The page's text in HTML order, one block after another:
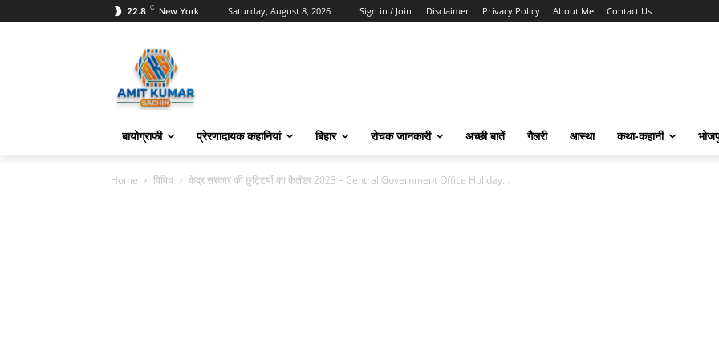
22.8 C New York Saturday, August 8, 2026 Sign in / Join Disclaimer Privacy Policy About Me Contact Us
बायोग्राफी प्रेरणादायक कहानियां बिहार रोचक जानकारी अच्छी बातें गैलरी आस्था कथा-कहानी
Home विविध केंद्र सरकार की छुट्टियों का कैलेंडर 2023 – Central Government Office Holiday...